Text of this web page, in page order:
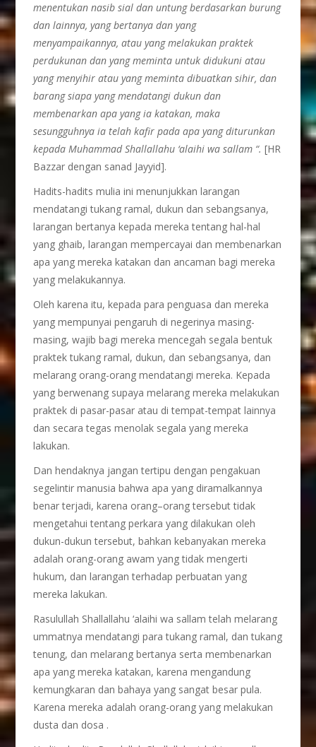
menentukan nasib sial dan untung berdasarkan burung
dan lainnya, yang bertanya dan yang
menyampaikannya, atau yang melakukan praktek
perdukunan dan yang meminta untuk didukuni atau
yang menyihir atau yang meminta dibuatkan sihir, dan
barang siapa yang mendatangi dukun dan
membenarkan apa yang ia katakan, maka
sesungguhnya ia telah kafir pada apa yang diturunkan
kepada MuhammadShallallahu ‘alaihi wa sallam “. [HR
Bazzar dengan sanad Jayyid].
Hadits-hadits mulia ini menunjukkan larangan
mendatangi tukang ramal, dukun dan sebangsanya,
larangan bertanya kepada mereka tentang hal-hal
yang ghaib, larangan mempercayai dan membenarkan
apa yang mereka katakan dan ancaman bagi mereka
yang melakukannya.
Oleh karena itu, kepada para penguasa dan mereka
yang mempunyai pengaruh di negerinya masing-
masing, wajib bagi mereka mencegah segala bentuk
praktek tukang ramal, dukun, dan sebangsanya, dan
melarang orang-orang mendatangi mereka. Kepada
yang berwenang supaya melarang mereka melakukan
praktek di pasar-pasar atau di tempat-tempat lainnya
dan secara tegas menolak segala yang mereka
lakukan.
Dan hendaknya jangan tertipu dengan pengakuan
segelintir manusia bahwa apa yang diramalkannya
benar terjadi, karena orang–orang tersebut tidak
mengetahui tentang perkara yang dilakukan oleh
dukun-dukun tersebut, bahkan kebanyakan mereka
adalah orang-orang awam yang tidak mengerti
hukum, dan larangan terhadap perbuatan yang
mereka lakukan.
Rasulullah Shallallahu ‘alaihi wa sallam telah melarang
ummatnya mendatangi para tukang ramal, dan tukang
tenung, dan melarang bertanya serta membenarkan
apa yang mereka katakan, karena mengandung
kemungkaran dan bahaya yang sangat besar pula.
Karena mereka adalah orang-orang yang melakukan
dusta dan dosa .